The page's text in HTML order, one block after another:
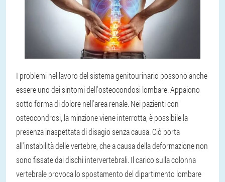
I problemi nel lavoro del sistema genitourinario possono anche
essere uno dei sintomi dell'osteocondosi lombare. Appaiono
sotto forma di dolore nell'area renale. Nei pazienti con
osteocondrosi, la minzione viene interrotta, è possibile la
presenza inaspettata di disagio senza causa. Ciò porta
all'instabilità delle vertebre, che a causa della deformazione non
sono fissate dai dischi intervertebrali. Il carico sulla colonna
vertebrale provoca lo spostamento del dipartimento lombare